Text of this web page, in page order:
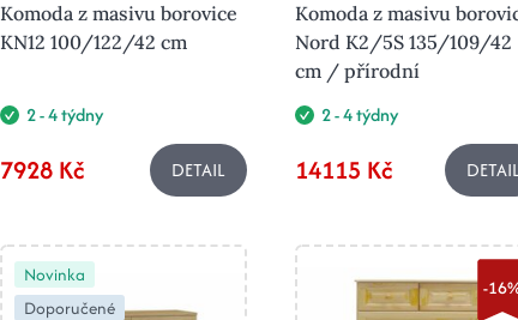
Komoda z masivu borovice
KN12 100/122/42 cm
2 - 4 týdny
7928 Kč DETAIL
Komoda z masivu
Nord K2/5S 135/109/42
cm / přírodní
2 - 4 týdny
14115 Kč DETAIL
Novinka
Doporučené
-